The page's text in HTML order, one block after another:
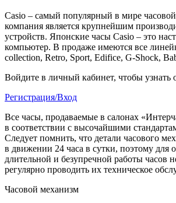
Casio – самый популярный в мире
компания является крупнейшим
устройств. Японские часы Casio – это
компьютер. В продаже имеются все
collection, Retro, Sport, Edifice, G-Shock,
Войдите в личный кабинет, чтобы узнать
Регистрация/Вход
Все часы, продаваемые в салонах
в соответствии с высочайшими
Следует помнить, что детали часового
в движении 24 часа в сутки, поэтому для
длительной и безупречной работы часов
регулярно проводить их техническое
Часовой механизм